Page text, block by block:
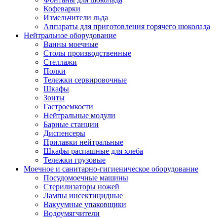
Кофеварки
Измельчители льда
Аппараты для приготовления горячего шоколада
Нейтральное оборудование
Ванны моечные
Столы производственные
Стеллажи
Полки
Тележки сервировочные
Шкафы
Зонты
Гастроемкости
Нейтральные модули
Барные станции
Диспенсеры
Прилавки нейтральные
Шкафы распашные для хлеба
Тележки грузовые
Моечное и санитарно-гигиеническое оборудование
Посудомоечные машины
Стерилизаторы ножей
Лампы инсектицидные
Вакуумные упаковщики
Водоумягчители